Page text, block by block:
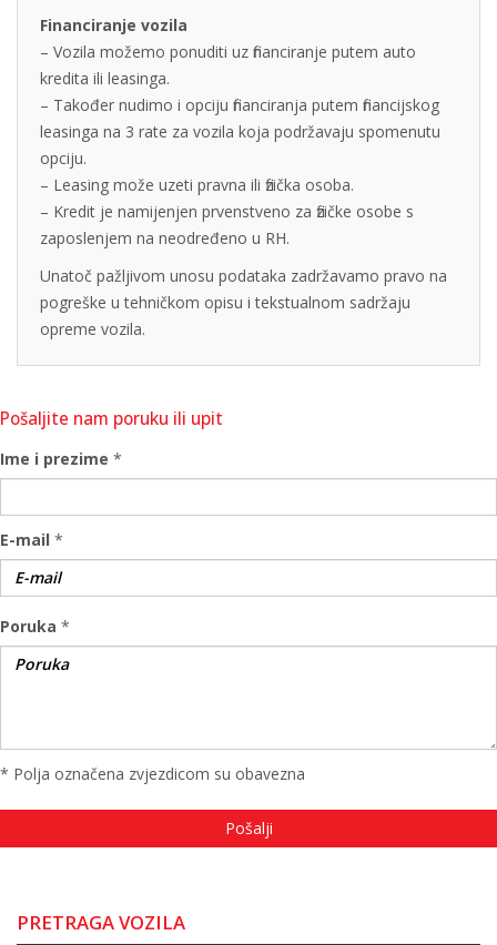
Financiranje vozila
– Vozila možemo ponuditi uz financiranje putem auto
kredita ili leasinga.
– Također nudimo i opciju financiranja putem financijskog
leasinga na 3 rate za vozila koja podržavaju spomenutu
opciju.
– Leasing može uzeti pravna ili fizička osoba.
– Kredit je namijenjen prvenstveno za fizičke osobe s
zaposlenjem na neodređeno u RH.
Unatoč pažljivom unosu podataka zadržavamo pravo na
pogreške u tehničkom opisu i tekstualnom sadržaju
opreme vozila.
Pošaljite nam poruku ili upit
Ime i prezime *
E-mail *
Poruka *
* Polja označena zvjezdicom su obavezna
PRETRAGA VOZILA